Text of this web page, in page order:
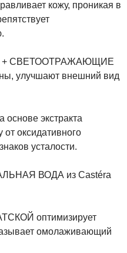
кожу, проникая в
+ СВЕТООТРАЖАЮЩИЕ
улучшают внешний вид
основе экстракта
оксидативного
усталости.
ВОДА из Castéra
оптимизирует
омолаживающий